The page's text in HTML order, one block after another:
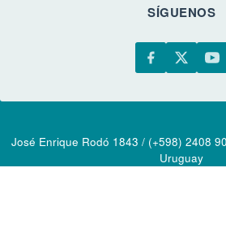
SÍGUENOS
José Enrique Rodó 1843 / (+598) 2408
Uruguay